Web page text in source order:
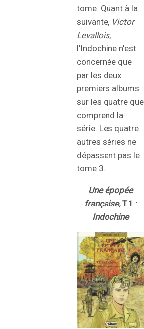
tome. Quant à la
suivante, Victor
Levallois,
l’Indochine n’est
concernée que
par les deux
premiers albums
sur les quatre que
comprend la
série. Les quatre
autres séries ne
dépassent pas le
tome 3.
Une épopée
française,T.1 :
Indochine